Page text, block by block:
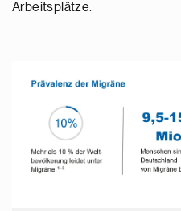
Arbeitsplätze.